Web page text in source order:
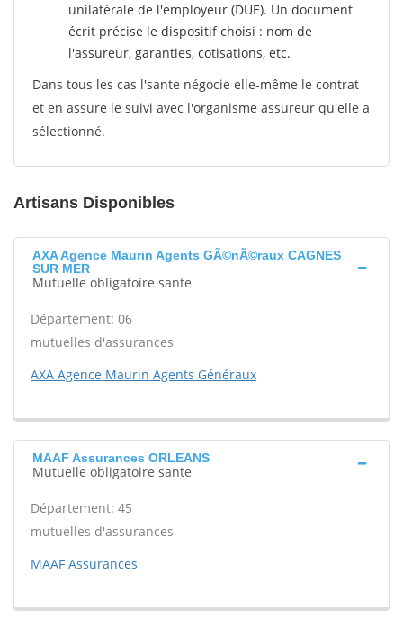
unilatérale de l'employeur (DUE). Un document
écrit précise le dispositif choisi : nom de
l'assureur, garanties, cotisations, etc.
Dans tous les cas l'sante négocie elle-même le contrat
et en assure le suivi avec l'organisme assureur qu'elle a
sélectionné.
Artisans Disponibles
AXA Agence Maurin Agents GÃ©nÃ©raux CAGNES
SUR MER
Mutuelle obligatoire sante
Département: 06
mutuelles d'assurances
AXA Agence Maurin Agents Généraux
MAAF Assurances ORLEANS
Mutuelle obligatoire sante
Département: 45
mutuelles d'assurances
MAAF Assurances